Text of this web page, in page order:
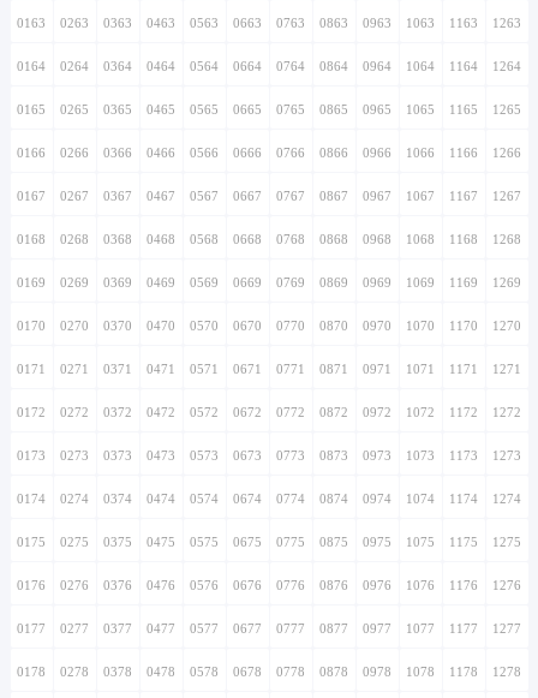
0163 0263 0363 0463 0563 0663 0763 0863 0963 1063 1163 1263
0164 0264 0364 0464 0564 0664 0764 0864 0964 1064 1164 1264
0165 0265 0365 0465 0565 0665 0765 0865 0965 1065 1165 1265
0166 0266 0366 0466 0566 0666 0766 0866 0966 1066 1166 1266
0167 0267 0367 0467 0567 0667 0767 0867 0967 1067 1167 1267
0168 0268 0368 0468 0568 0668 0768 0868 0968 1068 1168 1268
0169 0269 0369 0469 0569 0669 0769 0869 0969 1069 1169 1269
0170 0270 0370 0470 0570 0670 0770 0870 0970 1070 1170 1270
0171 0271 0371 0471 0571 0671 0771 0871 0971 1071 1171 1271
0172 0272 0372 0472 0572 0672 0772 0872 0972 1072 1172 1272
0173 0273 0373 0473 0573 0673 0773 0873 0973 1073 1173 1273
0174 0274 0374 0474 0574 0674 0774 0874 0974 1074 1174 1274
0175 0275 0375 0475 0575 0675 0775 0875 0975 1075 1175 1275
0176 0276 0376 0476 0576 0676 0776 0876 0976 1076 1176 1276
0177 0277 0377 0477 0577 0677 0777 0877 0977 1077 1177 1277
0178 0278 0378 0478 0578 0678 0778 0878 0978 1078 1178 1278